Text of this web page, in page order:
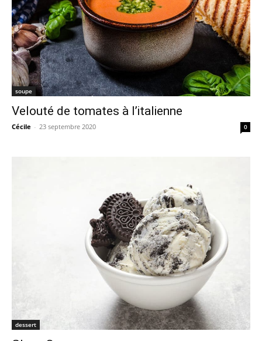
soupe
Velouté de tomates à l’italienne
Cécile - 23 septembre 2020 0
dessert